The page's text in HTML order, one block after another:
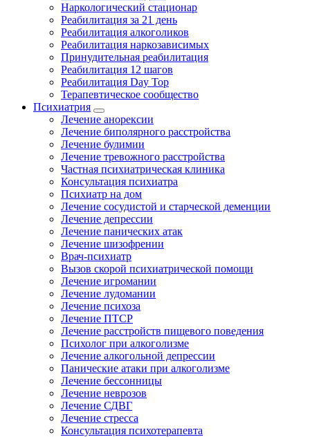
Наркологический стационар
Реабилитация за 21 день
Реабилитация алкоголиков
Реабилитация наркозависимых
Принудительная реабилитация
Реабилитация 12 шагов
Реабилитация Day Top
Терапевтическое сообщество
Психиатрия
Лечение анорексии
Лечение биполярного расстройства
Лечение булимии
Лечение тревожного расстройства
Частная психиатрическая клиника
Консультация психиатра
Психиатр на дом
Лечение сосудистой и старческой деменции
Лечение депрессии
Лечение панических атак
Лечение шизофрении
Врач-психиатр
Вызов скорой психиатрической помощи
Лечение игромании
Лечение лудомании
Лечение психоза
Лечение ПТСР
Лечение расстройств пищевого поведения
Психолог при алкоголизме
Лечение алкогольной депрессии
Панические атаки при алкоголизме
Лечение бессонницы
Лечение неврозов
Лечение СДВГ
Лечение стресса
Консультация психотерапевта